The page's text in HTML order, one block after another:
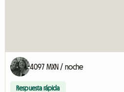
4097 MXN / noche
Respuesta rápida